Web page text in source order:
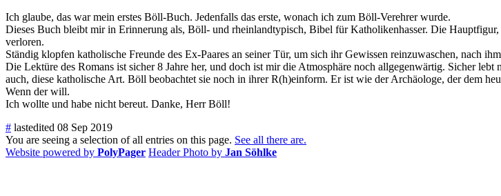
Ich glaube, das war mein erstes Böll-Buch. Jedenfalls das erste, wonach ich zum Böll-Verehrer wurde.
Dieses Buch bleibt mir in Erinnerung als, Böll- und rheinlandtypisch, Bibel für Katholikenhasser. Die
verloren.
Ständig klopfen katholische Freunde des Ex-Paares an seiner Tür, um sich ihr Gewissen reinzuwaschen, nach
Die Lektüre des Romans ist sicher 8 Jahre her, und doch ist mir die Atmosphäre noch allgegenwärtig. Sicher
auch, diese katholische Art. Böll beobachtet sie noch in ihrer R(h)einform. Er ist wie der Archäologe, der dem
Wenn der will.
Ich wollte und habe nicht bereut. Danke, Herr Böll!
# lastedited 08 Sep 2019
You are seeing a selection of all entries on this page. See all there are.
Website powered by PolyPager Header Photo by Jan Söhlke